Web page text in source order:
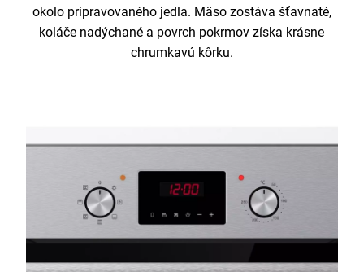
okolo pripravovaného jedla. Mäso zostáva šťavnaté,
koláče nadýchané a povrch pokrmov získa krásne
chrumkavú kôrku.